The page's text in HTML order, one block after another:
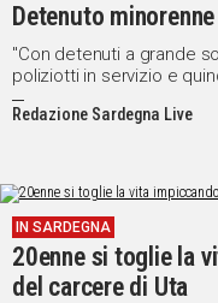
Detenuto
"Con detenuti a grande
poliziotti in servizio e
Redazione Sardegna Live
IN SARDEGNA
20enne si toglie la
del carcere di Uta